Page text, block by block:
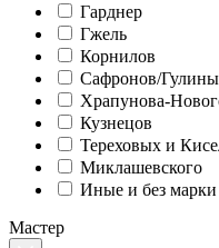
Гарднер
Гжель
Корнилов
Сафронов/
Храпунова-
Кузнецов
Тереховых и
Миклашевского
Иные и без марки
Мастер